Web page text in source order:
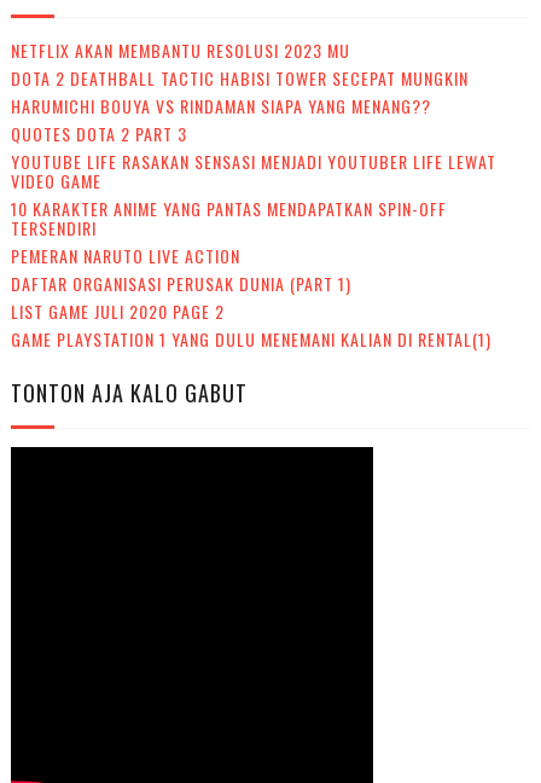
NETFLIX AKAN MEMBANTU RESOLUSI 2023 MU
DOTA 2 DEATHBALL TACTIC HABISI TOWER SECEPAT MUNGKIN
HARUMICHI BOUYA VS RINDAMAN SIAPA YANG MENANG??
QUOTES DOTA 2 PART 3
YOUTUBE LIFE RASAKAN SENSASI MENJADI YOUTUBER LIFE LEWAT
VIDEO GAME
10 KARAKTER ANIME YANG PANTAS MENDAPATKAN SPIN-OFF
TERSENDIRI
PEMERAN NARUTO LIVE ACTION
DAFTAR ORGANISASI PERUSAK DUNIA (PART 1)
LIST GAME JULI 2020 PAGE 2
GAME PLAYSTATION 1 YANG DULU MENEMANI KALIAN DI RENTAL(1)
TONTON AJA KALO GABUT